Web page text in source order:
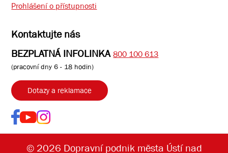
Prohlášení o přístupnosti
Kontaktujte nás
BEZPLATNÁ INFOLINKA 800 100 613
(pracovní dny 6 - 18 hodin)
Dotazy a reklamace
© 2026 Dopravní podnik města Ústí nad